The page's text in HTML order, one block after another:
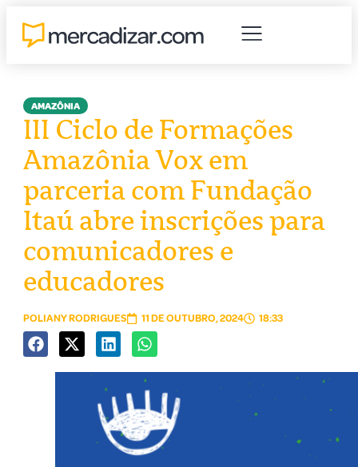
AMAZÔNIA
III Ciclo de Formações
Amazônia Vox em
parceria com Fundação
Itaú abre inscrições para
comunicadores e
educadores
POLIANY RODRIGUES 11 DE OUTUBRO, 2024 18:33